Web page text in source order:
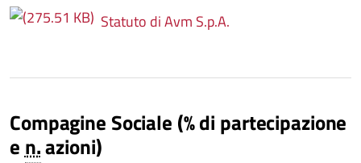
Statuto di Avm S.p.A.
Compagine Sociale (% di partecipazione
e n.azioni)